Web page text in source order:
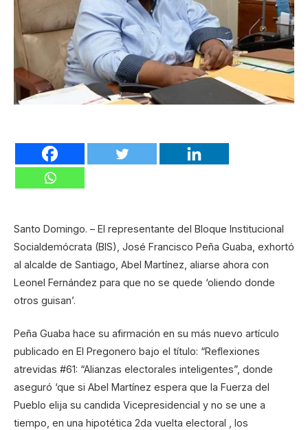
Santo Domingo. – El representante del Bloque Institucional
Socialdemócrata (BIS), José Francisco Peña Guaba, exhortó
al alcalde de Santiago, Abel Martínez, aliarse ahora con
Leonel Fernández para que no se quede ‘oliendo donde
otros guisan’.
Peña Guaba hace su afirmación en su más nuevo artículo
publicado en El Pregonero bajo el título: “Reflexiones
atrevidas #61: “Alianzas electorales inteligentes”, donde
aseguró ‘que si Abel Martínez espera que la Fuerza del
Pueblo elija su candida Vicepresidencial y no se une a
tiempo, en una hipotética 2da vuelta electoral , los